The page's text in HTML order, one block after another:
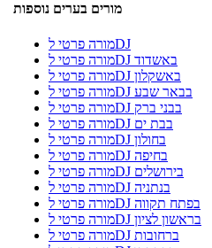
מורים בערים נוספות
מורה פרטי לDJ
מורה פרטי לDJ באשדוד
מורה פרטי לDJ באשקלון
מורה פרטי לDJ בבאר שבע
מורה פרטי לDJ בבני ברק
מורה פרטי לDJ בבת ים
מורה פרטי לDJ בחולון
מורה פרטי לDJ בחיפה
מורה פרטי לDJ בירושלים
מורה פרטי לDJ בנתניה
מורה פרטי לDJ בפתח תקווה
מורה פרטי לDJ בראשון לציון
מורה פרטי לDJ ברחובות